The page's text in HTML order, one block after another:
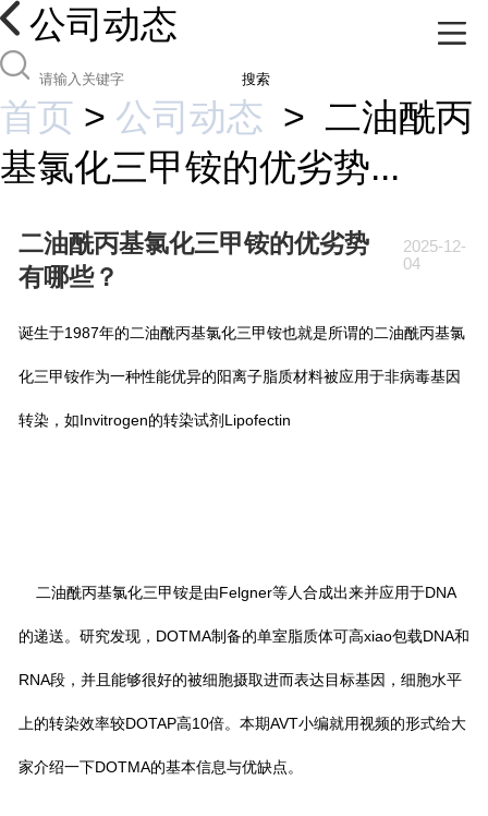
公司动态
搜索
首页 > 公司动态 > 二油酰丙
基氯化三甲铵的优劣势...
二油酰丙基氯化三甲铵的优劣势
有哪些？
2025-12-
04
诞生于1987年的二油酰丙基氯化三甲铵也就是所谓的二油酰丙基氯
化三甲铵作为一种性能优异的阳离子脂质材料被应用于非病毒基因
转染，如Invitrogen的转染试剂Lipofectin
二油酰丙基氯化三甲铵是由Felgner等人合成出来并应用于DNA
的递送。研究发现，DOTMA制备的单室脂质体可高xiao包载DNA和
RNA段，并且能够很好的被细胞摄取进而表达目标基因，细胞水平
上的转染效率较DOTAP高10倍。本期AVT小编就用视频的形式给大
家介绍一下DOTMA的基本信息与优缺点。